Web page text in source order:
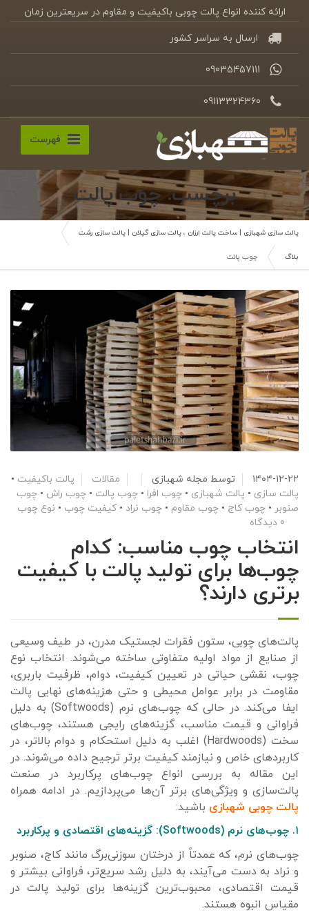
ارائه کننده انواع پالت چوبی باکیفیت و مقاوم در سریعترین زمان
ارسال به سراسر کشور
09035457111
09113324360
فهرست
برچسب: چوب پالت
پالت سازی شهبازی | ساخت پالت ارزان ، پالت سازی گیلان | پالت سازی رشت
بلاگ چوب پالت
۱۴۰۴-۱۲-۲۲ توسط مجله شهبازی مقالات پالت باکیفیت •
پالت سازی • پالت شهبازی • چوب افرا • چوب پالت • چوب راش • چوب
صنوبر • چوب کاج • چوب مقاوم • چوب نراد •کیفیت چوب • نوع چوب
0 دیدگاه
انتخاب چوب مناسب: کدام
چوب‌ها برای تولید پالت با کیفیت
برتری دارند؟
پالت‌های چوبی، ستون فقرات لجستیک مدرن، در طیف وسیعی
از صنایع از مواد اولیه متفاوتی ساخته می‌شوند. انتخاب نوع
چوب، نقشی حیاتی در تعیین کیفیت، دوام، ظرفیت باربری،
مقاومت در برابر عوامل محیطی و حتی هزینه‌های نهایی پالت
ایفا می‌کند. در حالی که چوب‌های نرم (Softwoods) به دلیل
فراوانی و قیمت مناسب، گزینه‌های رایجی هستند، چوب‌های
سخت (Hardwoods) اغلب به دلیل استحکام و دوام بالاتر، در
کاربردهای خاص و نیازمند کیفیت برتر ترجیح داده می‌شوند. در
این مقاله به بررسی انواع چوب‌های پرکاربرد در صنعت
پالت‌سازی و ویژگی‌های برتر آن‌ها می‌پردازیم. در ادامه همراه
پالت چوبی شهبازی باشید:
۱. چوب‌های نرم (Softwoods): گزینه‌های اقتصادی و پرکاربرد
چوب‌های نرم، که عمدتاً از درختان سوزنی‌برگ مانند کاج، صنوبر
و نراد به دست می‌آیند، به دلیل رشد سریع‌تر، فراوانی بیشتر و
قیمت اقتصادی، محبوب‌ترین گزینه‌ها برای تولید پالت در
مقیاس انبوه هستند.